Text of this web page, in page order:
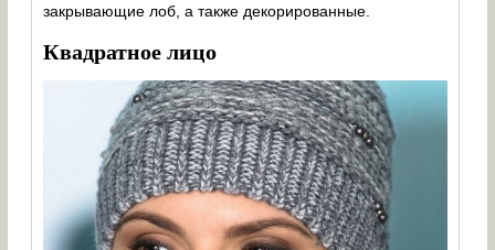
закрывающие лоб, а также декорированные.
Квадратное лицо